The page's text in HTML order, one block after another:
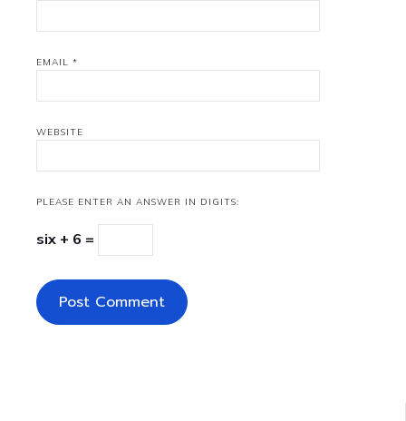
EMAIL *
WEBSITE
PLEASE ENTER AN ANSWER IN DIGITS:
six + 6 =